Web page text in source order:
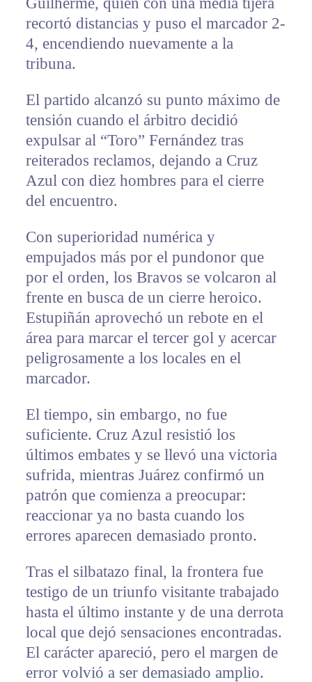
recortó distancias y puso el marcador 2-
4, encendiendo nuevamente a la
tribuna.
El partido alcanzó su punto máximo de
tensión cuando el árbitro decidió
expulsar al “Toro” Fernández tras
reiterados reclamos, dejando a Cruz
Azul con diez hombres para el cierre
del encuentro.
Con superioridad numérica y
empujados más por el pundonor que
por el orden, los Bravos se volcaron al
frente en busca de un cierre heroico.
Estupiñán aprovechó un rebote en el
área para marcar el tercer gol y acercar
peligrosamente a los locales en el
marcador.
El tiempo, sin embargo, no fue
suficiente. Cruz Azul resistió los
últimos embates y se llevó una victoria
sufrida, mientras Juárez confirmó un
patrón que comienza a preocupar:
reaccionar ya no basta cuando los
errores aparecen demasiado pronto.
Tras el silbatazo final, la frontera fue
testigo de un triunfo visitante trabajado
hasta el último instante y de una derrota
local que dejó sensaciones encontradas.
El carácter apareció, pero el margen de
error volvió a ser demasiado amplio.